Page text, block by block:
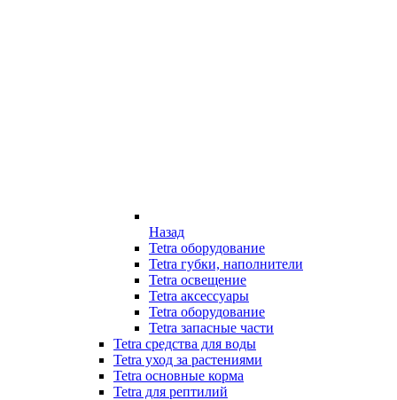
Назад
Tetra оборудование
Tetra губки, наполнители
Tetra освещение
Tetra аксессуары
Tetra оборудование
Tetra запасные части
Tetra средства для воды
Tetra уход за растениями
Tetra основные корма
Tetra для рептилий